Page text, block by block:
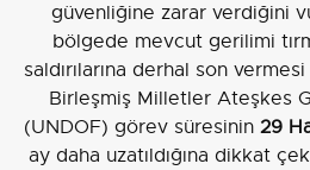
güvenliğine zarar verdiğini
bölgede mevcut gerilimi
saldırılarına derhal son
Birleşmiş Milletler Ateşkes
(UNDOF) görev süresinin 29
ay daha uzatıldığına dikkat